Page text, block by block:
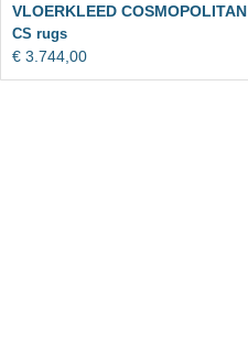
VLOERKLEED COSMOPOLITAN
CS rugs
€ 3.744,00